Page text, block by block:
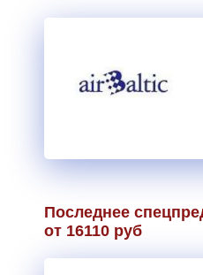
Последнее
от 16110 руб